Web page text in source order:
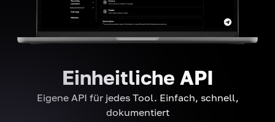
Einheitliche API
Eigene API für jedes Tool. Einfach, schnell,
dokumentiert